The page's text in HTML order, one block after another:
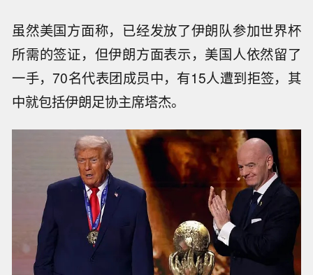
虽然美国方面称，已经发放了伊朗队参加世界杯
所需的签证，但伊朗方面表示，美国人依然留了
一手，70名代表团成员中，有15人遭到拒签，其
中就包括伊朗足协主席塔杰。